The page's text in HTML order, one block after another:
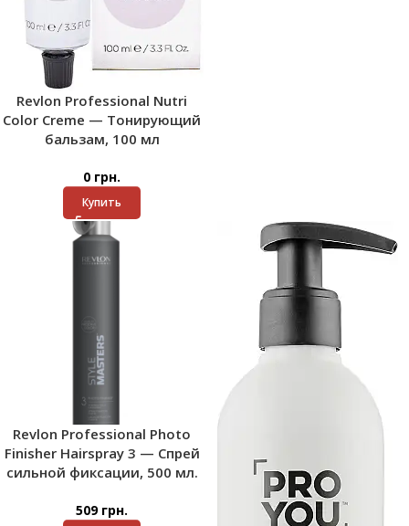
Revlon Professional Nutri
Color Creme — Тонирующий
бальзам, 100 мл
0 грн.
Купить
Revlon Professional Photo
Finisher Hairspray 3 — Спрей
сильной фиксации, 500 мл.
509 грн.